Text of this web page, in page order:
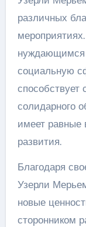
различных
нуждающимся
социальную
способствует
солидарного
имеет равные
развития.
Благодаря
Узерли
новые
сторонником